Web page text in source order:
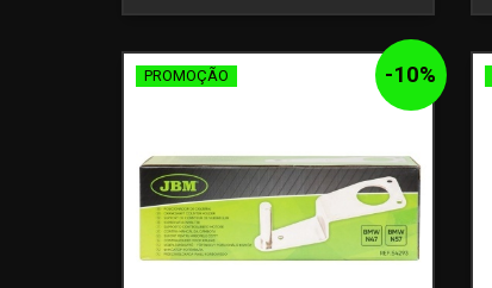
-10%
PROMOÇÃO